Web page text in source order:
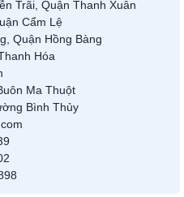
Trãi, Quận Thanh Xuân
Cẩm Lệ
Quận Hồng Bàng
Hóa
Ma Thuột
Bình Thủy